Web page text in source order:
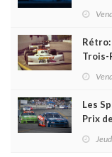
Rétro:
Trois-
Les
Prix